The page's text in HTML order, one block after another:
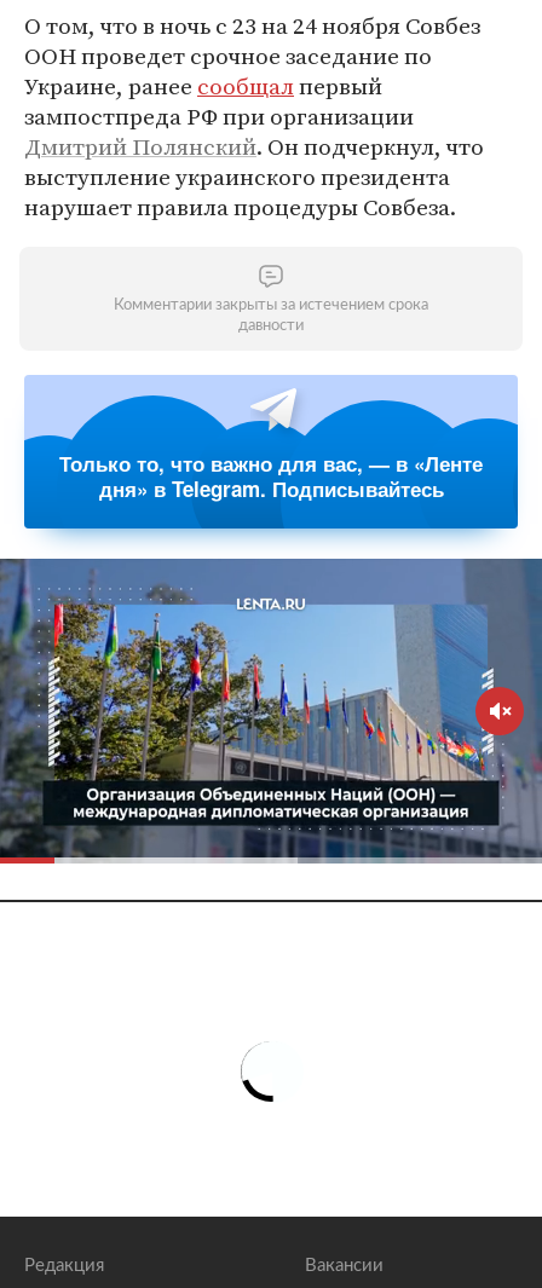
О том, что в ночь с 23 на 24 ноября Совбез
ООН проведет срочное заседание по
Украине, ранее сообщалпервый
зампостпреда РФ при организации
Дмитрий Полянский. Он подчеркнул, что
выступление украинского президента
нарушает правила процедуры Совбеза.
Комментарии закрыты за истечением срока
давности
Только то, что важно для вас, — в «Ленте
дня» в Telegram. Подписывайтесь
Редакция Вакансии